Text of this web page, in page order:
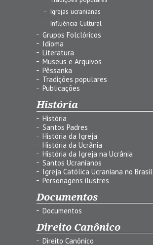
Igrejas ucranianas
Influência Cultural
Grupos Folclóricos
Idioma
Literatura
Museus e Arquivos
Pêssanka
Tradições populares
Publicações
História
História
Santos Padres
História da Igreja
História da Ucrânia
História da Igreja na Ucrânia
Santos Ucranianos
Igreja Católica Ucraniana no Brasil
Personagens ilustres
Documentos
Documentos
Direito Canônico
Direito Canônico